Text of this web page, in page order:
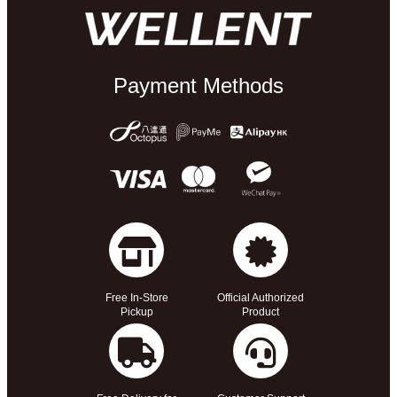
Payment Methods
Free In-Store
Pickup
Official Authorized
Product